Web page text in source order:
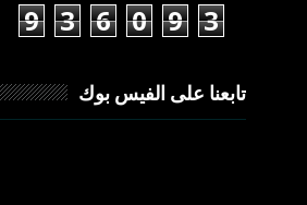
9 3 6 0 9 3
تابعنا على الفيس بوك